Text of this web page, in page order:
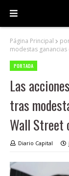
Página Principal
modestas
PORTADA
Las
tras
Wall Street
Diario Capital